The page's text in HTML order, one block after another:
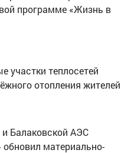
программе «Жизнь в
участки теплосетей
отопления жителей
Балаковской АЭС
материально-